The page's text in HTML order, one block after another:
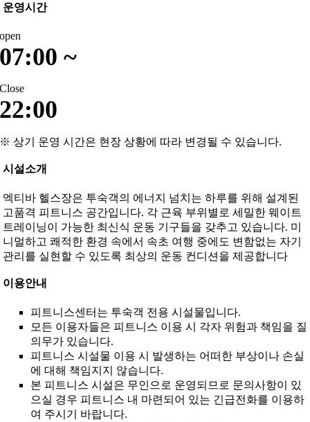
운영시간
open
07:00 ~
Close
22:00
※ 상기 운영 시간은 현장 상황에 따라 변경될 수 있습니다.
시설소개
엑티바 헬스장은 투숙객의 에너지 넘치는 하루를 위해 설계된
고품격 피트니스 공간입니다. 각 근육 부위별로 세밀한 웨이트
트레이닝이 가능한 최신식 운동 기구들을 갖추고 있습니다. 미
니멀하고 쾌적한 환경 속에서 속초 여행 중에도 변함없는 자기
관리를 실현할 수 있도록 최상의 운동 컨디션을 제공합니다
이용안내
피트니스센터는 투숙객 전용 시설물입니다.
모든 이용자들은 피트니스 이용 시 각자 위험과 책임을 질
의무가 있습니다.
피트니스 시설물 이용 시 발생하는 어떠한 부상이나 손실
에 대해 책임지지 않습니다.
본 피트니스 시설은 무인으로 운영되므로 문의사항이 있
으실 경우 피트니스 내 마련되어 있는 긴급전화를 이용하
여 주시기 바랍니다.